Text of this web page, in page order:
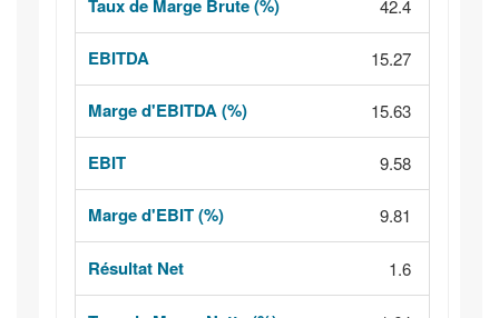
Valeur Nominale
Capitalisation Boursière
Bénéfice Par Action
PER (x) NaN
PBK (x) NaN
Participation étrangère (%)
Taux de Marge Brute (%) 42.4
EBITDA 15.27
Marge d'EBITDA (%) 15.63
EBIT 9.58
Marge d'EBIT (%) 9.81
Résultat Net 1.6